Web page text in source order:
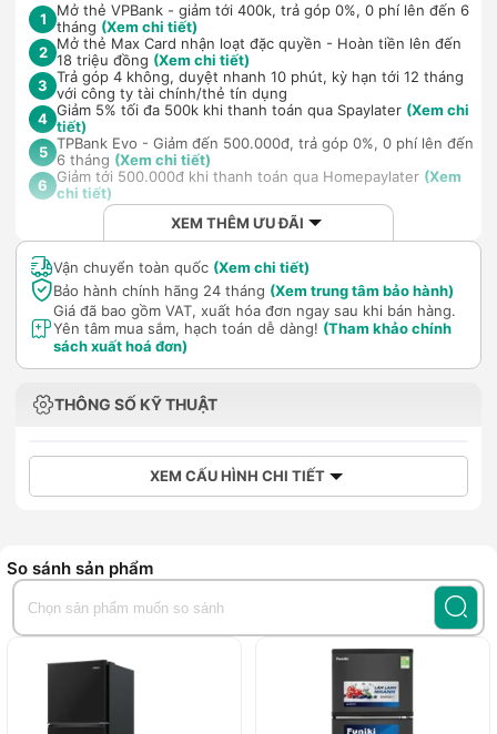
1
Mở thẻ VPBank - giảm tới 400k, trả góp 0%, 0 phí lên đến 6
tháng (Xem chi tiết)
2 Mở thẻ Max Card nhận loạt đặc quyền - Hoàn tiền lên đến
18 triệu đồng (Xem chi tiết)
3 Trả góp 4 không, duyệt nhanh 10 phút, kỳ hạn tới 12 tháng
với công ty tài chính/thẻ tín dụng
4 Giảm 5% tối đa 500k khi thanh toán qua Spaylater (Xem chi
tiết)
5 TPBank Evo - Giảm đến 500.000đ, trả góp 0%, 0 phí lên đến
6 tháng (Xem chi tiết)
6
Giảm tới 500.000đ khi thanh toán qua Homepaylater (Xem
chi tiết)
XEM THÊM ƯU ĐÃI
Vận chuyển toàn quốc (Xem chi tiết)
Bảo hành chính hãng 24 tháng (Xem trung tâm bảo hành)
Giá đã bao gồm VAT, xuất hóa đơn ngay sau khi bán hàng.
Yên tâm mua sắm, hạch toán dễ dàng! (Tham khảo chính
sách xuất hoá đơn)
THÔNG SỐ KỸ THUẬT
XEM CẤU HÌNH CHI TIẾT
So sánh sản phẩm